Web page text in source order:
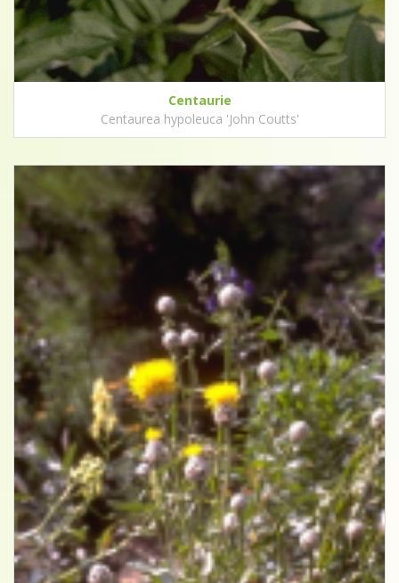
Centaurie
Centaurea hypoleuca 'John Coutts'
Centaurie
Centaurea glastifolia